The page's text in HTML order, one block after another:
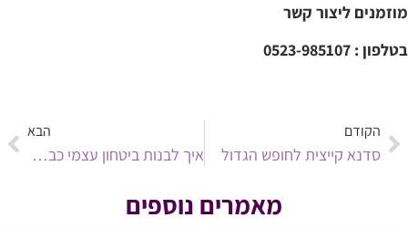
מוזמנים ליצור קשר
בטלפון : 0523-985107
הקודם
סדנא קייצית לחופש הגדול
הבא
איך לבנות ביטחון עצמי כבר מגיל הינקות
מאמרים נוספים